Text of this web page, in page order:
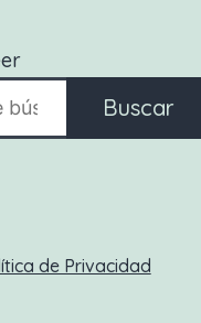
Buscar
de Privacidad